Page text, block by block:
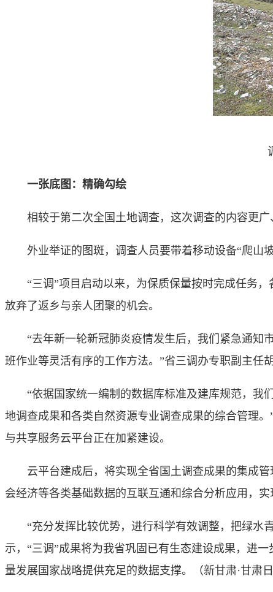
一张底图：精确勾绘
相较于第二次全国土地调查，这次调查的内容更广
外业举证的图斑，调查人员要带着移动设备“爬山坡
“三调”项目启动以来，为保质保量按时完成任务，
放弃了返乡与亲人团聚的机会。
“去年新一轮新冠肺炎疫情发生后，我们紧急通知市
班作业等灵活有序的工作方法。”省三调办专职副主任
“依据国家统一编制的数据库标准及建库规范，我们
地调查成果和各类自然资源专业调查成果的综合管理
与共享服务云平台正在加紧建设。
云平台建成后，将实现全省国土调查成果的集成管
会经济等各类基础数据的互联互通和综合分析应用，
“充分发挥比较优势，进行科学有效调整，把绿水青
示，“三调”成果将为我省巩固已有生态建设成果，进
量发展国家战略提供充足的数据支撑。（新甘肃·甘肃